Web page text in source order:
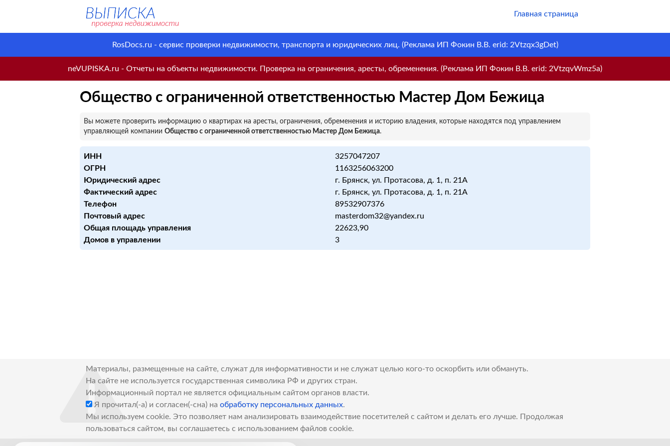
Главная страница
RosDocs.ru - сервис проверки недвижимости, транспорта и юридических лиц. (Реклама ИП Фокин В.В. erid: 2Vtzqx3gDet)
neVUPISKA.ru - Отчеты на объекты недвижимости. Проверка на ограничения, аресты, обременения. (Реклама ИП Фокин В.В. erid: 2VtzqvWmz5a)
Общество с ограниченной ответственностью Мастер Дом Бежица
Вы можете проверить информацию о квартирах на аресты, ограничения, обременения и историю владения, которые находятся под управлением
управляющей компании Общество с ограниченной ответственностью Мастер Дом Бежица.
ИНН
3257047207
ОГРН
1163256063200
Юридический адрес
г. Брянск, ул. Протасова, д. 1, п. 21А
Фактический адрес
г. Брянск, ул. Протасова, д. 1, п. 21А
Телефон
89532907376
Почтовый адрес
masterdom32@yandex.ru
Общая площадь управления
22623,90
Домов в управлении
3
Материалы, размещенные на сайте, служат для информативности и не служат целью кого-то оскорбить или обмануть.
На сайте не используется государственная символика РФ и других стран.
Информационный портал не является официальным сайтом органов власти.
Я прочитал(-а) и согласен(-сна) на обработку персональных данных.
Мы используем cookie. Это позволяет нам анализировать взаимодействие посетителей с сайтом и делать его лучше. Продолжая
пользоваться сайтом, вы соглашаетесь с использованием файлов cookie.